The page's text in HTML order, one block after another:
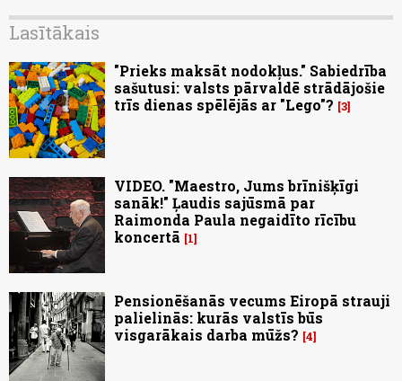
Lasītākais
"Prieks maksāt nodokļus." Sabiedrība
sašutusi: valsts pārvaldē strādājošie
trīs dienas spēlējās ar "Lego"? 3
VIDEO. "Maestro, Jums brīnišķīgi
sanāk!" Ļaudis sajūsmā par
Raimonda Paula negaidīto rīcību
koncertā
1
Pensionēšanās vecums Eiropā strauji
palielinās: kurās valstīs būs
visgarākais darba mūžs? 4